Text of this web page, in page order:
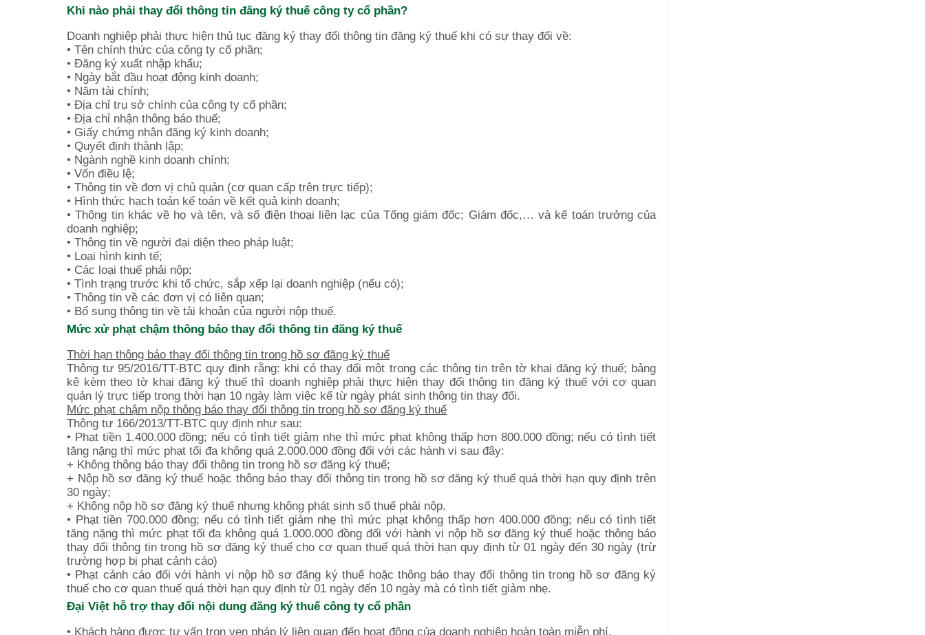
Khi nào phải thay đổi thông tin đăng ký thuế công ty cổ phần?
Doanh nghiệp phải thực hiện thủ tục đăng ký thay đổi thông tin đăng ký thuế khi có sự thay đổi về:
• Tên chính thức của công ty cổ phần;
• Đăng ký xuất nhập khẩu;
• Ngày bắt đầu hoạt động kinh doanh;
• Năm tài chính;
• Địa chỉ trụ sở chính của công ty cổ phần;
• Địa chỉ nhận thông báo thuế;
• Giấy chứng nhận đăng ký kinh doanh;
• Quyết định thành lập;
• Ngành nghề kinh doanh chính;
• Vốn điều lệ;
• Thông tin về đơn vị chủ quản (cơ quan cấp trên trực tiếp);
• Hình thức hạch toán kế toán về kết quả kinh doanh;
• Thông tin khác về họ và tên, và số điện thoại liên lạc của Tổng giám đốc; Giám đốc,… và kế toán trưởng của
doanh nghiệp;
• Thông tin về người đại diện theo pháp luật;
• Loại hình kinh tế;
• Các loại thuế phải nộp;
• Tình trạng trước khi tổ chức, sắp xếp lại doanh nghiệp (nếu có);
• Thông tin về các đơn vị có liên quan;
• Bổ sung thông tin về tài khoản của người nộp thuế.
Mức xử phạt chậm thông báo thay đổi thông tin đăng ký thuế
Thời hạn thông báo thay đổi thông tin trong hồ sơ đăng ký thuế
Thông tư 95/2016/TT-BTC quy định rằng: khi có thay đổi một trong các thông tin trên tờ khai đăng ký thuế; bảng
kê kèm theo tờ khai đăng ký thuế thì doanh nghiệp phải thực hiện thay đổi thông tin đăng ký thuế với cơ quan
quản lý trực tiếp trong thời hạn 10 ngày làm việc kể từ ngày phát sinh thông tin thay đổi.
Mức phạt chậm nộp thông báo thay đổi thông tin trong hồ sơ đăng ký thuế
Thông tư 166/2013/TT-BTC quy định như sau:
• Phạt tiền 1.400.000 đồng; nếu có tình tiết giảm nhẹ thì mức phạt không thấp hơn 800.000 đồng; nếu có tình tiết
tăng nặng thì mức phạt tối đa không quá 2.000.000 đồng đối với các hành vi sau đây:
+ Không thông báo thay đổi thông tin trong hồ sơ đăng ký thuế;
+ Nộp hồ sơ đăng ký thuế hoặc thông báo thay đổi thông tin trong hồ sơ đăng ký thuế quá thời hạn quy định trên
30 ngày;
+ Không nộp hồ sơ đăng ký thuế nhưng không phát sinh số thuế phải nộp.
• Phạt tiền 700.000 đồng; nếu có tình tiết giảm nhẹ thì mức phạt không thấp hơn 400.000 đồng; nếu có tình tiết
tăng nặng thì mức phạt tối đa không quá 1.000.000 đồng đối với hành vi nộp hồ sơ đăng ký thuế hoặc thông báo
thay đổi thông tin trong hồ sơ đăng ký thuế cho cơ quan thuế quá thời hạn quy định từ 01 ngày đến 30 ngày (trừ
trường hợp bị phạt cảnh cáo)
• Phạt cảnh cáo đối với hành vi nộp hồ sơ đăng ký thuế hoặc thông báo thay đổi thông tin trong hồ sơ đăng ký
thuế cho cơ quan thuế quá thời hạn quy định từ 01 ngày đến 10 ngày mà có tình tiết giảm nhẹ.
Đại Việt hỗ trợ thay đổi nội dung đăng ký thuế công ty cổ phần
• Khách hàng được tư vấn trọn vẹn pháp lý liên quan đến hoạt động của doanh nghiệp hoàn toàn miễn phí.